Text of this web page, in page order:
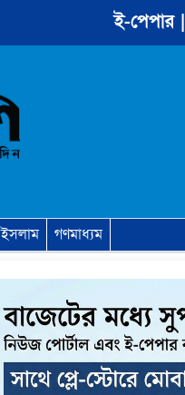
ই-পেপার |
(current)
ইসলাম গণমাধ্যম